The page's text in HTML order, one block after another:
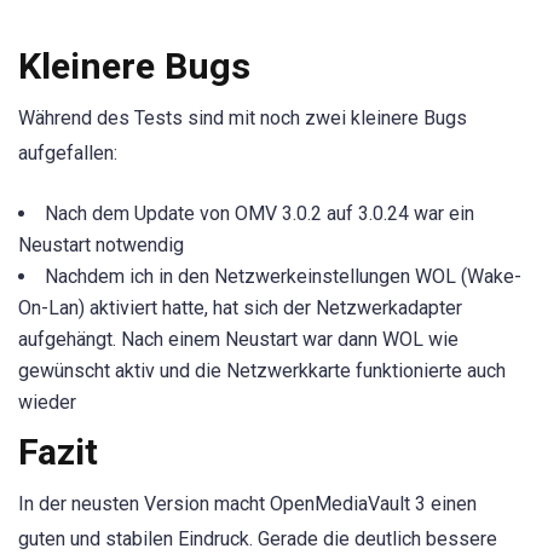
Kleinere Bugs
Während des Tests sind mit noch zwei kleinere Bugs
aufgefallen:
Nach dem Update von OMV 3.0.2 auf 3.0.24 war ein
Neustart notwendig
Nachdem ich in den Netzwerkeinstellungen WOL (Wake-
On-Lan) aktiviert hatte, hat sich der Netzwerkadapter
aufgehängt. Nach einem Neustart war dann WOL wie
gewünscht aktiv und die Netzwerkkarte funktionierte auch
wieder
Fazit
In der neusten Version macht OpenMediaVault 3 einen
guten und stabilen Eindruck. Gerade die deutlich bessere